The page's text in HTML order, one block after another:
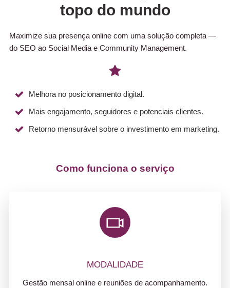
topo do mundo
Maximize sua presença online com uma solução completa —
do SEO ao Social Media e Community Management.
Melhora no posicionamento digital.
Mais engajamento, seguidores e potenciais clientes.
Retorno mensurável sobre o investimento em marketing.
Como funciona o serviço
MODALIDADE
Gestão mensal online e reuniões de acompanhamento.